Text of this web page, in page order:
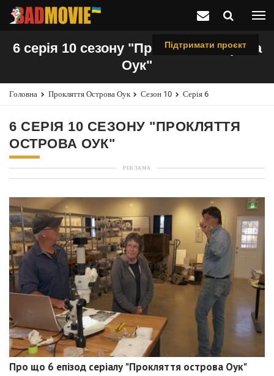
Підтримати проєкт
6 серія 10 сезону "Прокляття острова
Оук"
Головна Прокляття Острова Оук Сезон 10 Серія 6
6 СЕРІЯ 10 СЕЗОНУ "ПРОКЛЯТТЯ
ОСТРОВА ОУК"
РЕКЛАМА
Про що 6 епізод серіалу "Прокляття острова Оук"